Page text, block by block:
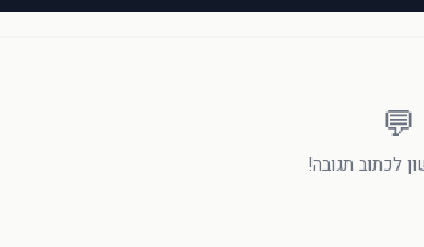
💬
לכתוב תגובה!